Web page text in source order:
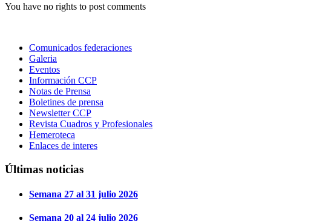
You have no rights to post comments
Comunicados federaciones
Galeria
Eventos
Información CCP
Notas de Prensa
Boletines de prensa
Newsletter CCP
Revista Cuadros y Profesionales
Hemeroteca
Enlaces de interes
Últimas noticias
Semana 27 al 31 julio 2026
Semana 20 al 24 julio 2026